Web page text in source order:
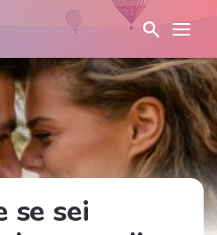
se sei